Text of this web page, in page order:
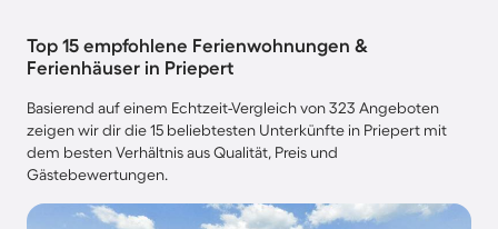
Top 15 empfohlene Ferienwohnungen &
Ferienhäuser in Priepert
Basierend auf einem Echtzeit-Vergleich von 323 Angeboten
zeigen wir dir die 15 beliebtesten Unterkünfte in Priepert mit
dem besten Verhältnis aus Qualität, Preis und
Gästebewertungen.